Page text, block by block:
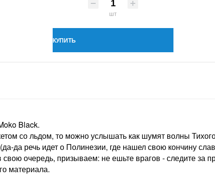
шт
КУПИТЬ
Black.
со льдом, то можно услышать как шумят волны
да речь идет о Полинезии, где нашел свою кончину
очередь, призываем: не ешьте врагов - следите за
материала.